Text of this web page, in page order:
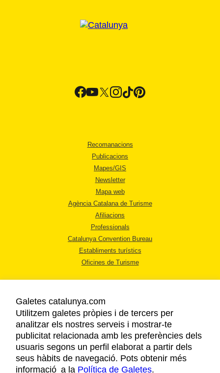
Recomanacions
Publicacions
Mapes/GIS
Newsletter
Mapa web
Agència Catalana de Turisme
Afiliacions
Professionals
Catalunya Convention Bureau
Establiments turístics
Oficines de Turisme
AVÍS LEGAL
POLÍTICA DE PRIVACITAT
COOKIES
ACCESSIBILITAT
Galetes catalunya.com
Utilitzem galetes pròpies i de tercers per
analitzar els nostres serveis i mostrar-te
publicitat relacionada amb les preferències dels
usuaris segons un perfil elaborat a partir dels
seus hàbits de navegació. Pots obtenir més
informació a la Política de Galetes.